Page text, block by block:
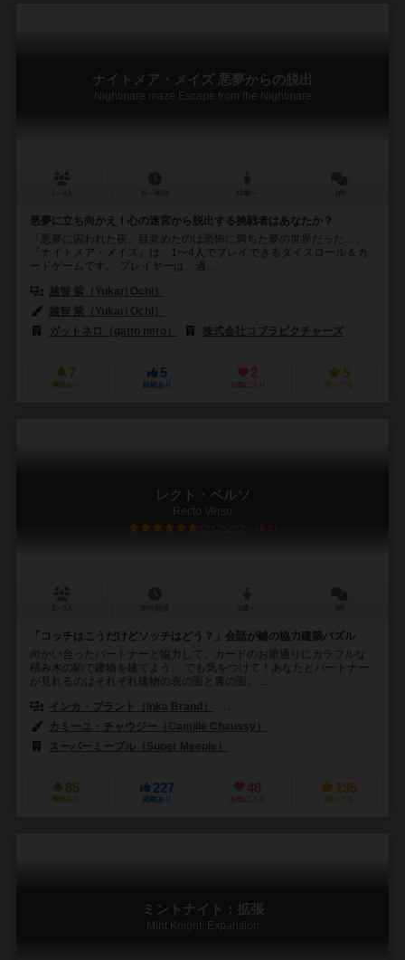
ナイトメア・メイズ 悪夢からの脱出
Nightmare maze Escape from the Nightmare
悪夢に立ち向かえ！心の迷宮から脱出する挑戦者はあなたか？
「悪夢に囚われた夜、目覚めたのは恐怖に満ちた夢の世界だった…。
『ナイトメア・メイズ』は、1〜4人でプレイできるダイスロール＆カ
ードゲームです。 プレイヤーは、過...
越智 紫（Yukari Ochi）
越智 紫（Yukari Ochi）
ガットネロ（gatto nero）
株式会社コブラピクチャーズ
7
興味あり
5
経験あり
2
お気に入り
5
持ってる
レクト・ベルソ
Recto Verso
6.2
「コッチはこうだけどソッチはどう？」会話が鍵の協力建築パズル
向かい合ったパートナーと協力して、カードのお題通りにカラフルな
積み木の駒で建物を建てよう。 でも気をつけて！あなたとパートナー
が見れるのはそれぞれ建物の表の面と裏の面。 ...
インカ・ブラント（Inka Brand）
カミーユ・チャウジー（Camille Chaussy）
スーパーミープル（Super Meeple）
85
興味あり
227
経験あり
48
お気に入り
135
持ってる
ミントナイト：拡張
Mint Knight: Expansion